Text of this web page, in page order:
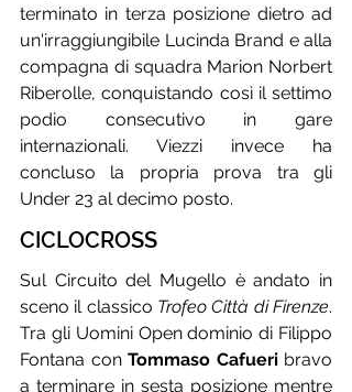
terminato in terza posizione dietro ad
un'irraggiungibile Lucinda Brand e alla
compagna di squadra Marion Norbert
Riberolle, conquistando così il settimo
podio consecutivo in gare
internazionali. Viezzi invece ha
concluso la propria prova tra gli
Under 23 al decimo posto.
CICLOCROSS
Sul Circuito del Mugello è andato in
sceno il classico Trofeo Città di Firenze.
Tra gli Uomini Open dominio di Filippo
Fontana con Tommaso Cafueri bravo